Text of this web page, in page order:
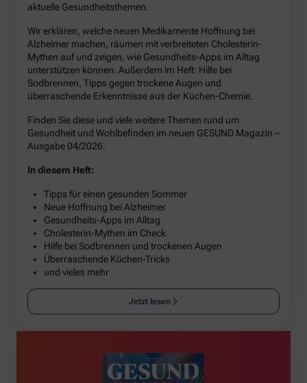
aktuelle Gesundheitsthemen.
Wir erklären, welche neuen Medikamente Hoffnung bei
Alzheimer machen, räumen mit verbreiteten Cholesterin-
Mythen auf und zeigen, wie Gesundheits-Apps im Alltag
unterstützen können. Außerdem im Heft: Hilfe bei
Sodbrennen, Tipps gegen trockene Augen und
überraschende Erkenntnisse aus der Küchen-Chemie.
Finden Sie diese und viele weitere Themen rund um
Gesundheit und Wohlbefinden im neuen GESUND Magazin –
Ausgabe 04/2026.
In diesem Heft:
Tipps für einen gesunden Sommer
Neue Hoffnung bei Alzheimer
Gesundheits-Apps im Alltag
Cholesterin-Mythen im Check
Hilfe bei Sodbrennen und trockenen Augen
Überraschende Küchen-Tricks
und vieles mehr
Jetzt lesen